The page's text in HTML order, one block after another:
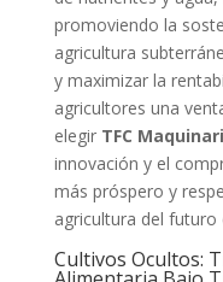
promoviendo la
agricultura
y maximizar la
agricultores una
elegir TFC
innovación y el
más próspero y
agricultura del futuro
Cultivos Ocultos: